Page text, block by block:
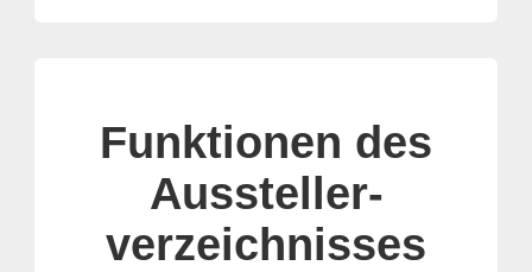
Funktionen des
Aussteller-
verzeichnisses